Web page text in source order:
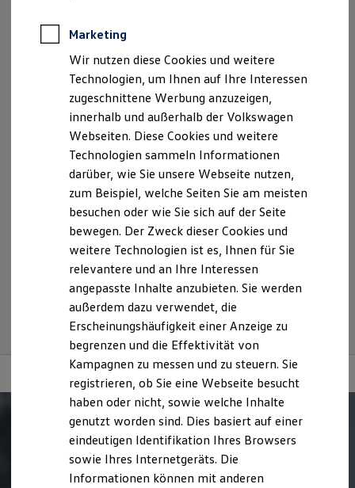
Rekuperation
Laden unterwegs
Laden Zuhause
Ladestationen finden
Ladezeitensimulator
Batterie
Sicherheit
Nachhaltigkeit
Technologie
Kosten und Kauf
Verbrauchskosten
Kaufoptionen
E-Auto-Förderung
Software und Konnektivität
Die ID. Software 6
ID. Software Versionen und Updates
Digitale Extras
Schnittstellen zu Ihrem ID.
Marke und Erlebnis
Volkswagen R und R Experience
R-Modelle
R Experience
Driving Experience
Volkswagen entdecken
Werkbesichtigung
Lifestyle Shop
T-Roc Kollektion
Golf Kollektion
Die in dieser Darstellung gezeigten Fahrzeuge und
deutschen Lieferprogramm abweichen. Abgebildet sind
teilweise Sonderausstattungen der Fahrzeuge gegen
Mehrpreis.
Bitte beachten Sie auch unseren Konfigurator für eine
Übersicht der aktuell verfügbaren Modelle und Ausstattungen.
Die angegebenen Verbrauchs- und Emissionswerte beziehen
sich nicht auf ein einzelnes Fahrzeug und sind nicht Bestandteil
des Angebots, sondern dienen allein Vergleichszwecken
zwischen den verschiedenen Fahrzeugtypen.
Zusatzausstattungen und Zubehör(Anbauteile, Reifenformat
usw.) können relevante Fahrzeugparameter, wie
z. B.
Rollwiderstand und Aerodynamik verändern und neben
Witterungs- und Verkehrsbedingungen sowie dem
individuellen Fahrverhalten den Kraftstoffverbrauch, den
Stromverbrauch, die CO₂-Emissionen und die
Fahrleistungswerte eines Fahrzeugs beeinflussen.
Marketing
Wir nutzen diese Cookies und weitere
Technologien, um Ihnen auf Ihre Interessen
zugeschnittene Werbung anzuzeigen,
innerhalb und außerhalb der Volkswagen
Webseiten. Diese Cookies und weitere
Technologien sammeln Informationen
darüber, wie Sie unsere Webseite nutzen,
zum Beispiel, welche Seiten Sie am meisten
besuchen oder wie Sie sich auf der Seite
bewegen. Der Zweck dieser Cookies und
weitere Technologien ist es, Ihnen für Sie
relevantere und an Ihre Interessen
angepasste Inhalte anzubieten. Sie werden
außerdem dazu verwendet, die
Erscheinungshäufigkeit einer Anzeige zu
begrenzen und die Effektivität von
Kampagnen zu messen und zu steuern. Sie
registrieren, ob Sie eine Webseite besucht
haben oder nicht, sowie welche Inhalte
genutzt worden sind. Dies basiert auf einer
eindeutigen Identifikation Ihres Browsers
sowie Ihres Internetgeräts. Die
Informationen können mit anderen